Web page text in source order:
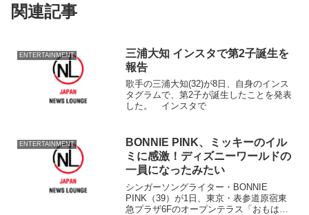
関連記事
ENTERTAINMENT
三浦大知 インスタで第2子誕生を
報告
歌手の三浦大知(32)が8日、自身のインス
タグラムで、第2子が誕生したことを発表
した。 インスタで
ENTERTAINMENT
BONNIE PINK、ミッキーのイル
ミに感激！ディズニーワールドの
一員になったみたい
シンガーソングライター・BONNIE
PINK（39）が1日、東京・表参道原宿東
急プラザ6Fのオープンテラス「おもはら